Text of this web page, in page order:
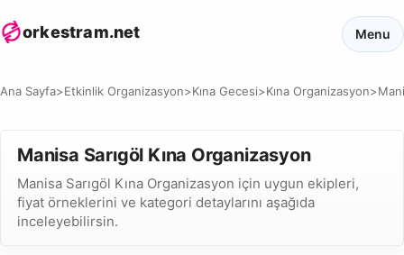
orkestram.net Menu
Ana Sayfa>Etkinlik Organizasyon>Kına Gecesi>Kına Organizasyon>
Manisa Sarıgöl Kına Organizasyon
Manisa Sarıgöl Kına Organizasyon için uygun ekipleri,
fiyat örneklerini ve kategori detaylarını aşağıda
inceleyebilirsin.